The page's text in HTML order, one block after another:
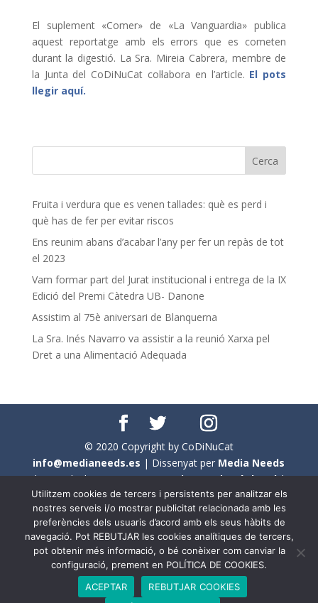
El suplement «Comer» de «La Vanguardia» publica
aquest reportatge amb els errors que es cometen
durant la digestió. La Sra. Mireia Cabrera, membre de
la Junta del CoDiNuCat col·labora en l’article. El pots
llegir aquí.
Fruita i verdura que es venen tallades: què es perd i
què has de fer per evitar riscos
Ens reunim abans d’acabar l’any per fer un repàs de tot
el 2023
Vam formar part del Jurat institucional i entrega de la IX
Edició del Premi Càtedra UB- Danone
Assistim al 75è aniversari de Blanquerna
La Sra. Inés Navarro va assistir a la reunió Xarxa pel
Dret a una Alimentació Adequada
© 2020 Copyright by CoDiNuCat
info@medianeeds.es | Dissenyat per Media Needs
| Tots els drets reservats aCoDiNuCat |Avís legal|
Avís per cookies
En aquest web s'ha tingut en compte l'ús no sexista del
llenguatge. No obstant això, i a causa de la seva
extensió, no s'ha pogut fer de manera exhaustiva. Per
aquest motiu, a vegades , s'ha utilitzat el femení com a
genèric, atès que és una professió que compta amb al
Utilitzem cookies de tercers i persistents per analitzar els
nostres serveis i/o mostrar publicitat relacionada amb les
preferències dels usuaris d’acord amb els seus hàbits de
navegació. Pot REBUTJAR les cookies analítiques de tercers,
pot obtenir més informació, o bé conèixer com canviar la
configuració, prement en POLÍTICA DE COOKIES.
ACEPTAR
REBUTJAR COOKIES